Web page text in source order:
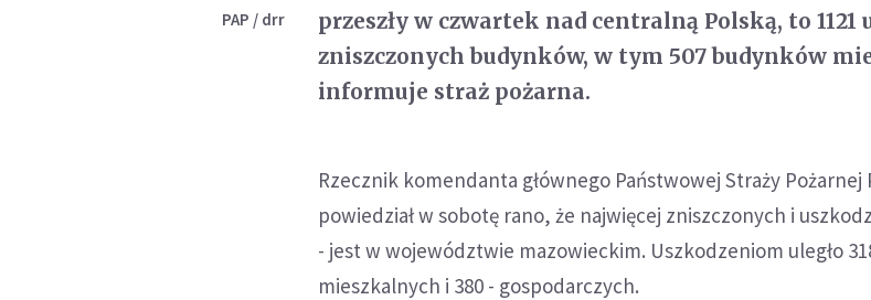
PAP / drr
przeszły w czwartek nad centralną Polską, to 1121
zniszczonych budynków, w tym 507 budynków
informuje straż pożarna.
Rzecznik komendanta głównego Państwowej Straży Pożarnej
powiedział w sobotę rano, że najwięcej zniszczonych i
- jest w województwie mazowieckim. Uszkodzeniom uległo
mieszkalnych i 380 - gospodarczych.